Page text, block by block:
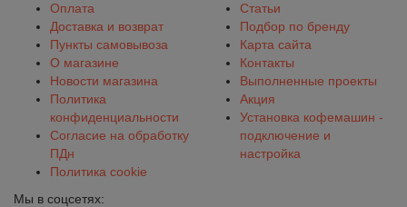
Оплата
Доставка и возврат
Пункты самовывоза
О магазине
Новости магазина
Политика
конфиденциальности
Согласие на обработку
ПДн
Политика cookie
Статьи
Подбор по бренду
Карта сайта
Контакты
Выполненные проекты
Акция
Установка кофемашин -
подключение и
настройка
Мы в соцсетях: